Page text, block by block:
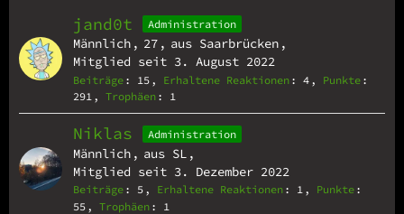
jand0t Administration
Männlich 27
aus Saarbrücken
Mitglied seit 3. August 2022
Beiträge 15 Erhaltene Reaktionen 4
Punkte
291
Trophäen 1
Niklas Administration
Männlich
aus SL
Mitglied seit 3. Dezember 2022
Beiträge 5 Erhaltene Reaktionen 1
Punkte
55
Trophäen 1